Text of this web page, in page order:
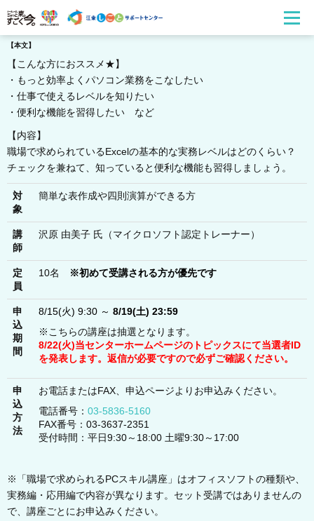
【本文】
【こんな方におススメ★】
・もっと効率よくパソコン業務をこなしたい
・仕事で使えるレベルを知りたい
・便利な機能を習得したい など
【内容】
職場で求められているExcelの基本的な実務レベルはどのくらい？
チェックを兼ねて、知っていると便利な機能も習得しましょう。
対
象
簡単な表作成や四則演算ができる方
講
師
沢原 由美子 氏（マイクロソフト認定トレーナー）
定
員
10名 ※初めて受講される方が優先です
申
込
期
間
8/15(火) 9:30 ～ 8/19(土) 23:59
※こちらの講座は抽選となります。
8/22(火)当センターホームページのトピックスにて当選者ID
を発表します。返信が必要ですので必ずご確認ください。
申
込
方
法
お電話またはFAX、申込ページよりお申込みください。
電話番号： 03-5836-5160
FAX番号：03-3637-2351
受付時間：平日9:30～18:00 土曜9:30～17:00
※「職場で求められるPCスキル講座」はオフィスソフトの種類や、
実務編・応用編で内容が異なります。セット受講ではありませんの
で、講座ごとにお申込みください。